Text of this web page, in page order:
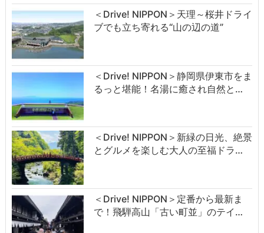
＜Drive! NIPPON＞天理～桜井ドライ
ブでも立ち寄れる“山の辺の道”
＜Drive! NIPPON＞静岡県伊東市をま
るっと堪能！名湯に癒され自然と…
＜Drive! NIPPON＞新緑の日光、絶景
とグルメを楽しむ大人の至福ドラ…
＜Drive! NIPPON＞定番から最新ま
で！飛騨高山「古い町並」のテイ…